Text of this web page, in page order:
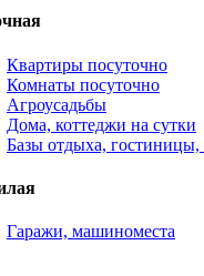
Квартиры посуточно
Комнаты посуточно
Агроусадьбы
Дома, коттеджи на сутки
Базы отдыха, гостиницы,
Гаражи, машиноместа